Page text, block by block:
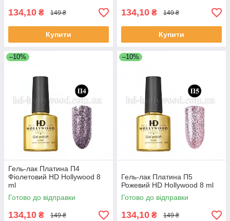
134,10 ₴ 149 ₴
Купити
134,10 ₴ 149 ₴
Купити
–10%
Гель-лак Платина П4
Фіолетовий HD Hollywood 8
ml
Готово до відправки
134,10 ₴ 149 ₴
–10%
Гель-лак Платина П5
Рожевий HD Hollywood 8 ml
Готово до відправки
134,10 ₴ 149 ₴